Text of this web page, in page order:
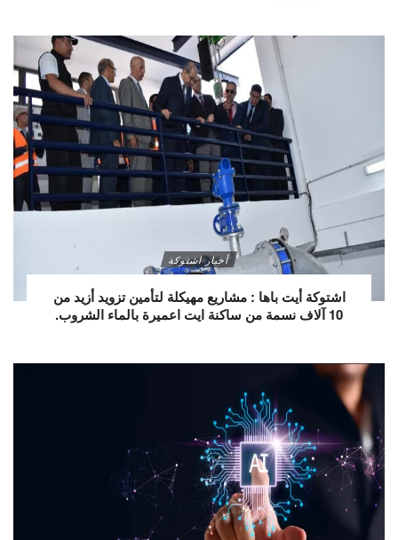
أخبار اشتوكة
اشتوكة أيت باها : مشاريع مهيكلة لتأمين تزويد أزيد من
10 آلاف نسمة من ساكنة ايت اعميرة بالماء الشروب.